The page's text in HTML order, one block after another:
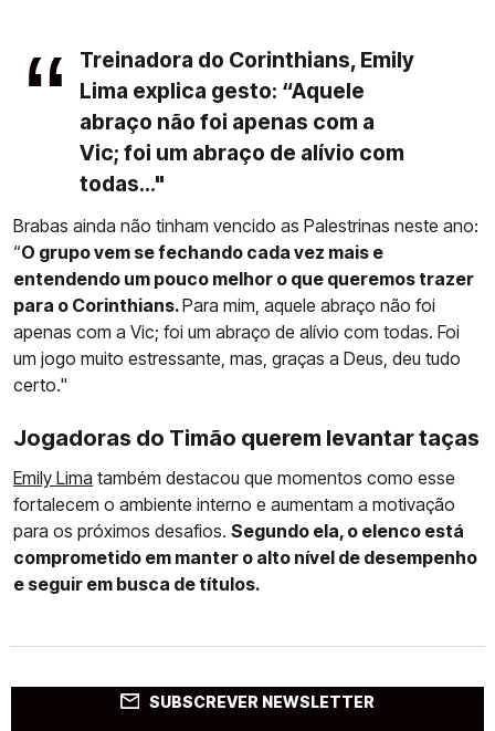
Treinadora do Corinthians, Emily
Lima explica gesto: “Aquele
abraço não foi apenas com a
Vic; foi um abraço de alívio com
todas..."
Brabas ainda não tinham vencido as Palestrinas neste ano:
“O grupo vem se fechando cada vez mais e
entendendo um pouco melhor o que queremos trazer
para o Corinthians.Para mim, aquele abraço não foi
apenas com a Vic; foi um abraço de alívio com todas. Foi
um jogo muito estressante, mas, graças a Deus, deu tudo
certo."
Jogadoras do Timão querem levantar taças
Emily Lima também destacou que momentos como esse
fortalecem o ambiente interno e aumentam a motivação
para os próximos desafios. Segundo ela, o elenco está
comprometido em manter o alto nível de desempenho
e seguir em busca de títulos.
SUBSCREVER NEWSLETTER